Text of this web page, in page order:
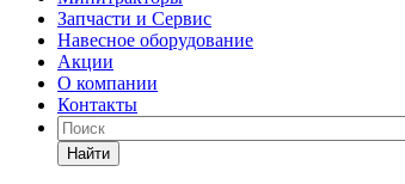
Запчасти и Сервис
Навесное оборудование
Акции
О компании
Контакты
Найти